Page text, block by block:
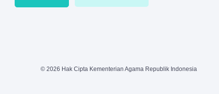
© 2026 Hak Cipta Kementerian Agama Republik Indonesia